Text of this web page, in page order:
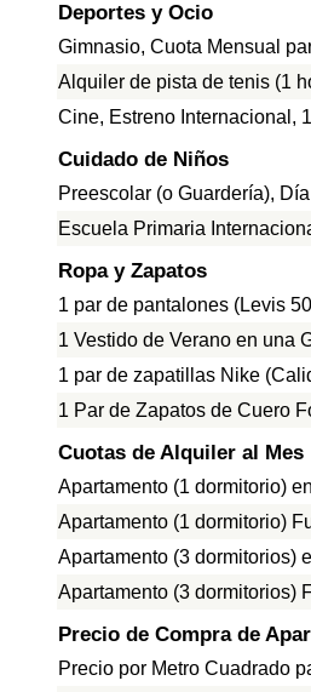
Deportes y Ocio
Gimnasio, Cuota Mensual
Alquiler de pista de tenis (1
Cine, Estreno Internacional,
Cuidado de Niños
Preescolar (o Guardería),
Escuela Primaria
Ropa y Zapatos
1 par de pantalones (Levis
1 Vestido de Verano en una
1 par de zapatillas Nike
1 Par de Zapatos de Cuero
Cuotas de Alquiler al Mes
Apartamento (1 dormitorio)
Apartamento (1 dormitorio)
Apartamento (3 dormitorios)
Apartamento (3 dormitorios)
Precio de Compra de
Precio por Metro Cuadrado